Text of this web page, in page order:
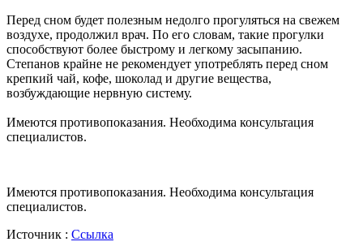
Перед сном будет полезным недолго прогуляться на свежем
воздухе, продолжил врач. По его словам, такие прогулки
способствуют более быстрому и легкому засыпанию.
Степанов крайне не рекомендует употреблять перед сном
крепкий чай, кофе, шоколад и другие вещества,
возбуждающие нервную систему.
Имеются противопоказания. Необходима консультация
специалистов.
Имеются противопоказания. Необходима консультация
специалистов.
Источник : Ссылка